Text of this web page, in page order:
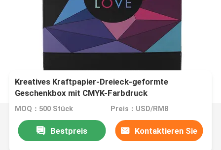
Kreatives Kraftpapier-Dreieck-geformte
Geschenkbox mit CMYK-Farbdruck
MOQ：500 Stück Preis：USD/RMB
Bestpreis Kontaktieren Sie